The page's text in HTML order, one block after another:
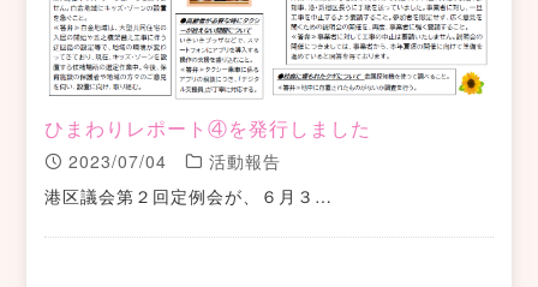
ひまわりレポート④を発行しました
2023/07/04
活動報告
港区議会第２回定例会が、６月３…